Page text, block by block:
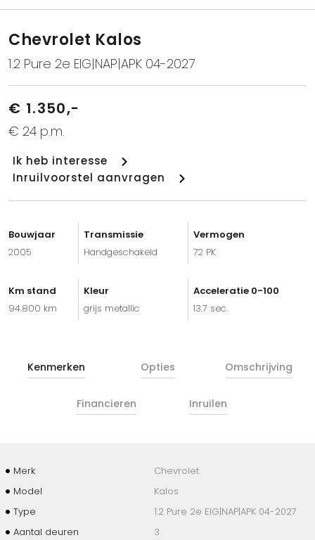
Chevrolet Kalos
1.2 Pure 2e EIG|NAP|APK 04-2027
€ 1.350,-
€ 24 p.m.
Ik heb interesse
Inruilvoorstel aanvragen
Bouwjaar
2005
Transmissie
Handgeschakeld
Vermogen
72 PK
Km stand
94.800 km
Kleur
grijs metallic
Acceleratie 0-100
13.7 sec.
Kenmerken Opties Omschrijving
Financieren Inruilen
Merk
Chevrolet
Model
Kalos
Type
1.2 Pure 2e EIG|NAP|APK 04-2027
Aantal deuren
3